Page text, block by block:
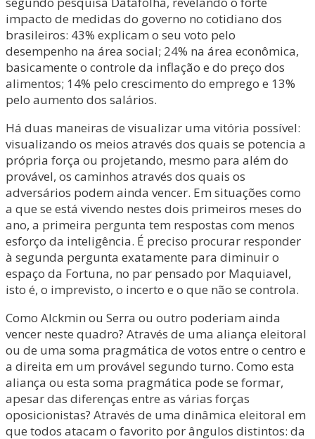
impacto de medidas do governo no cotidiano dos
brasileiros: 43% explicam o seu voto pelo
desempenho na área social; 24% na área econômica,
basicamente o controle da inflação e do preço dos
alimentos; 14% pelo crescimento do emprego e 13%
pelo aumento dos salários.
Há duas maneiras de visualizar uma vitória possível:
visualizando os meios através dos quais se potencia a
própria força ou projetando, mesmo para além do
provável, os caminhos através dos quais os
adversários podem ainda vencer. Em situações como
a que se está vivendo nestes dois primeiros meses do
ano, a primeira pergunta tem respostas com menos
esforço da inteligência. É preciso procurar responder
à segunda pergunta exatamente para diminuir o
espaço da Fortuna, no par pensado por Maquiavel,
isto é, o imprevisto, o incerto e o que não se controla.
Como Alckmin ou Serra ou outro poderiam ainda
vencer neste quadro? Através de uma aliança eleitoral
ou de uma soma pragmática de votos entre o centro e
a direita em um provável segundo turno. Como esta
aliança ou esta soma pragmática pode se formar,
apesar das diferenças entre as várias forças
oposicionistas? Através de uma dinâmica eleitoral em
que todos atacam o favorito por ângulos distintos: da